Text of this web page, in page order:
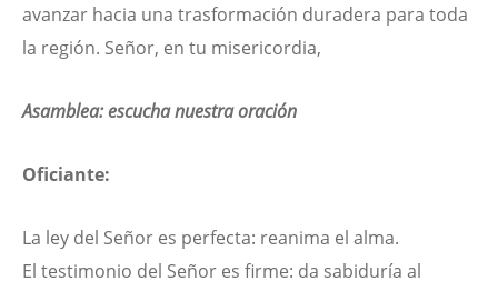
avanzar hacia una trasformación duradera para toda
la región. Señor, en tu misericordia,
Asamblea: escucha nuestra oración
Oficiante:
La ley del Señor es perfecta: reanima el alma.
El testimonio del Señor es firme: da sabiduría al